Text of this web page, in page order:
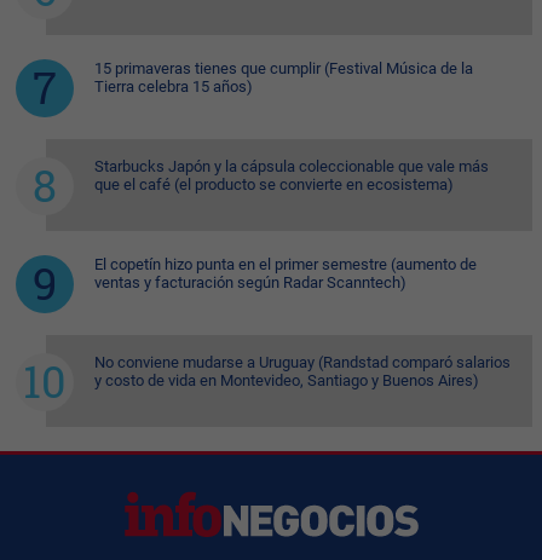
15 primaveras tienes que cumplir (Festival Música de la
Tierra celebra 15 años)
Starbucks Japón y la cápsula coleccionable que vale más
que el café (el producto se convierte en ecosistema)
El copetín hizo punta en el primer semestre (aumento de
ventas y facturación según Radar Scanntech)
No conviene mudarse a Uruguay (Randstad comparó salarios
y costo de vida en Montevideo, Santiago y Buenos Aires)